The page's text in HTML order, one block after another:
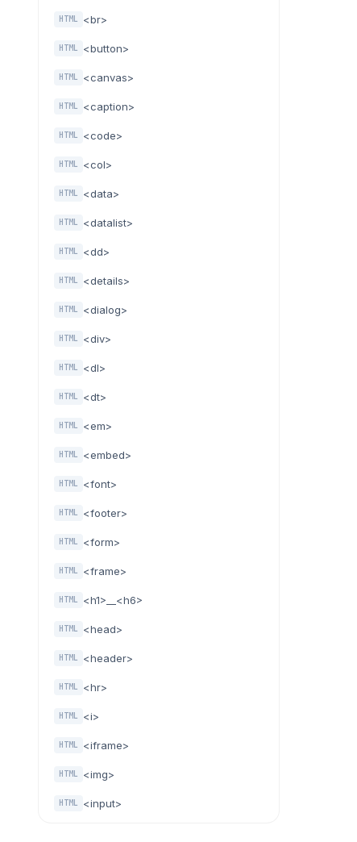
HTML <br>
HTML <button>
HTML <canvas>
HTML <caption>
HTML <code>
HTML <col>
HTML <data>
HTML <datalist>
HTML <dd>
HTML <details>
HTML <dialog>
HTML <div>
HTML <dl>
HTML <dt>
HTML <em>
HTML <embed>
HTML <font>
HTML <footer>
HTML <form>
HTML <frame>
HTML <h1>__<h6>
HTML <head>
HTML <header>
HTML <hr>
HTML <i>
HTML <iframe>
HTML <img>
HTML <input>